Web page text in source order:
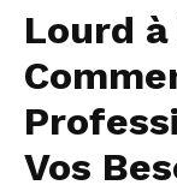
Lourd
Vos